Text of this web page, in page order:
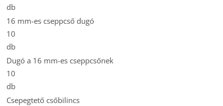
db
16 mm-es cseppcső dugó
10
db
Dugó a 16 mm-es cseppcsőnek
10
db
Csepegtető csőbilincs